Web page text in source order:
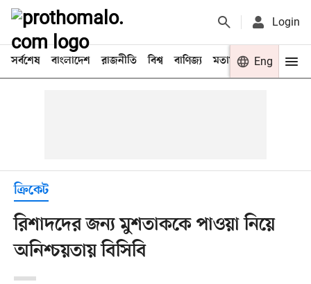
Login
সর্বশেষ বাংলাদেশ রাজনীতি বিশ্ব বাণিজ্য মতামত খেলা
Eng
ক্রিকেট
রিশাদদের জন্য মুশতাককে পাওয়া নিয়ে
অনিশ্চয়তায় বিসিবি